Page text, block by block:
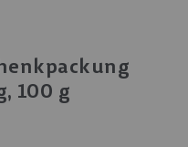
100 g